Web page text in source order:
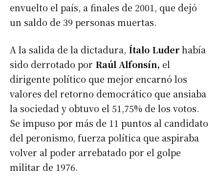
envuelto el país, a finales de 2001, que dejó
un saldo de 39 personas muertas.
A la salida de la dictadura, Ítalo Luderhabía
sido derrotado por Raúl Alfonsín, el
dirigente político que mejor encarnó los
valores del retorno democrático que ansiaba
la sociedad y obtuvo el 51,75% de los votos.
Se impuso por más de 11 puntos al candidato
del peronismo, fuerza política que aspiraba
volver al poder arrebatado por el golpe
militar de 1976.